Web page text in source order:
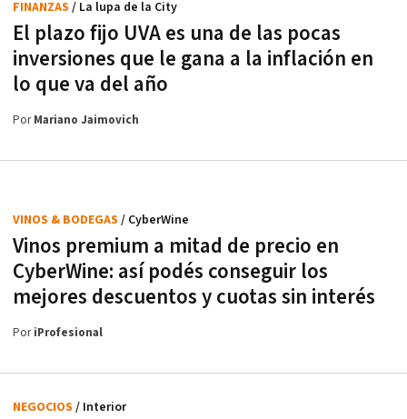
El plazo fijo UVA es una de las pocas
inversiones que le gana a la inflación en
lo que va del año
FINANZAS / La lupa de la City
PorMariano Jaimovich
Vinos premium a mitad de precio en
CyberWine: así podés conseguir los
mejores descuentos y cuotas sin interés
VINOS & BODEGAS / CyberWine
PoriProfesional
NEGOCIOS / Interior